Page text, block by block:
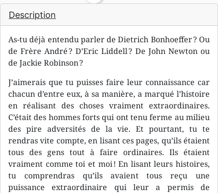
Description
As-tu déjà entendu parler de Dietrich Bonhoeffer ? Ou
de Frère André ? D’Eric Liddell ? De John Newton ou
de Jackie Robinson ?
J’aimerais que tu puisses faire leur connaissance car
chacun d’entre eux, à sa manière, a marqué l’histoire
en réalisant des choses vraiment extraordinaires.
C’était des hommes forts qui ont tenu ferme au milieu
des pire adversités de la vie. Et pourtant, tu te
rendras vite compte, en lisant ces pages, qu’ils étaient
tous des gens tout à faire ordinaires. Ils étaient
vraiment comme toi et moi ! En lisant leurs histoires,
tu comprendras qu’ils avaient tous reçu une
puissance extraordinaire qui leur a permis de